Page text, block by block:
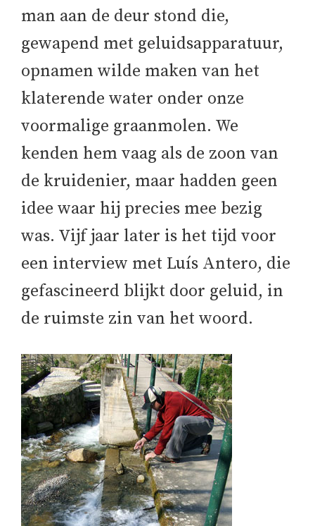
man aan de deur stond die,
gewapend met geluidsapparatuur,
opnamen wilde maken van het
klaterende water onder onze
voormalige graanmolen. We
kenden hem vaag als de zoon van
de kruidenier, maar hadden geen
idee waar hij precies mee bezig
was. Vijf jaar later is het tijd voor
een interview met Luís Antero, die
gefascineerd blijkt door geluid, in
de ruimste zin van het woord.